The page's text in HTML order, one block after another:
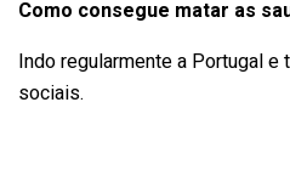
Como consegue matar as
Indo regularmente a Portugal
sociais.